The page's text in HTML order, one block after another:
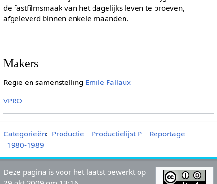
de fastfilmsmaak van het dagelijks leven te proeven,
afgeleverd binnen enkele maanden.
Makers
Regie en samenstelling Emile Fallaux
VPRO
Categorieën: Productie Productielijst P
Reportage
1980-1989
Deze pagina is voor het laatst bewerkt op